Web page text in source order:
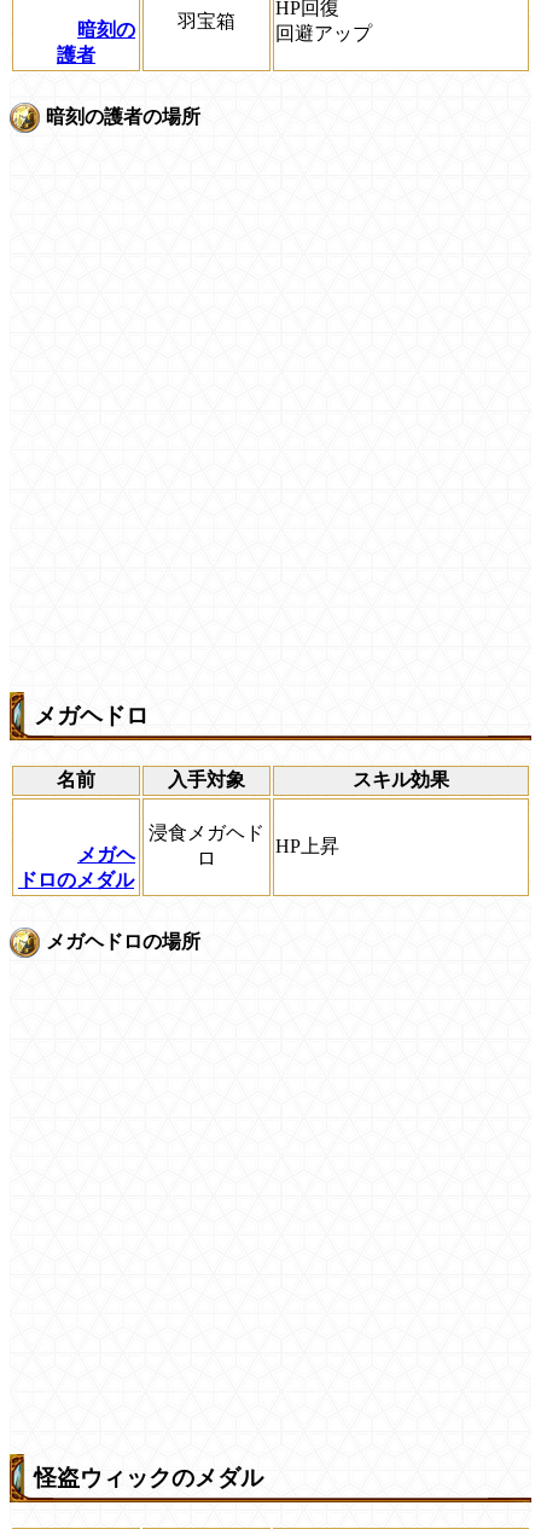
暗刻の
護者
羽宝箱
HP回復
回避アップ
暗刻の護者の場所
メガヘドロ
名前 入手対象 スキル効果
メガヘ
ドロのメダル
浸食メガヘド
ロ
HP上昇
メガヘドロの場所
怪盗ウィックのメダル